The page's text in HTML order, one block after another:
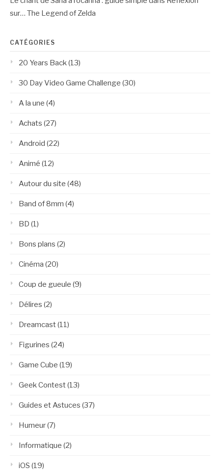
sur… The Legend of Zelda
CATÉGORIES
20 Years Back(13)
30 Day Video Game Challenge (30)
A la une (4)
Achats (27)
Android (22)
Animé (12)
Autour du site (48)
Band of 8mm (4)
BD (1)
Bons plans (2)
Cinéma (20)
Coup de gueule (9)
Délires (2)
Dreamcast(11)
Figurines (24)
Game Cube (19)
Geek Contest(13)
Guides et Astuces (37)
Humeur(7)
Informatique (2)
iOS (19)